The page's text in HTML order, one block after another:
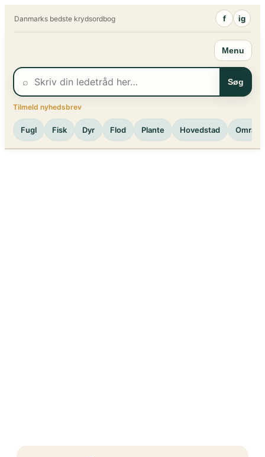
Danmarks bedste krydsordbog f ig
Menu
⌕ Søg
Tilmeld nyhedsbrev
Fugl Fisk Dyr Flod Plante Hovedstad Område